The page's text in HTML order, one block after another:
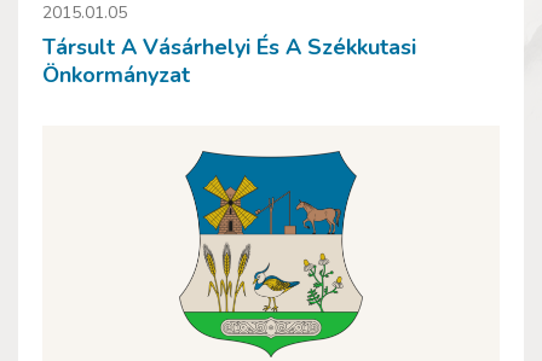
2015.01.05
Társult A Vásárhelyi És A Székkutasi
Önkormányzat